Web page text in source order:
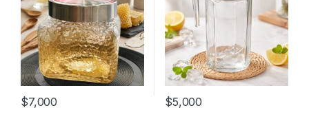
$7,000 $5,000